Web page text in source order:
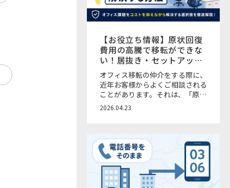
【お役立ち情報】原状回復
費用の高騰で移転ができな
い！居抜き・セットアッ
プ・オフィス時間貸しサー
ビスで解決する方法
オフィス移転の仲介をする際に、
近年お客様からよくご相談される
ことがあります。それは、「原状
回復費用が予想以上に高い」「移
費用の高騰に加え、人員の増加や
出社率の上昇による会議室不足・
座席不足といった課題も増えてき
ている状況です。本来であれば移
転や増床で解決したいところで
2026.04.23